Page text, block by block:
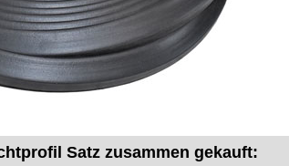
Satz zusammen gekauft: